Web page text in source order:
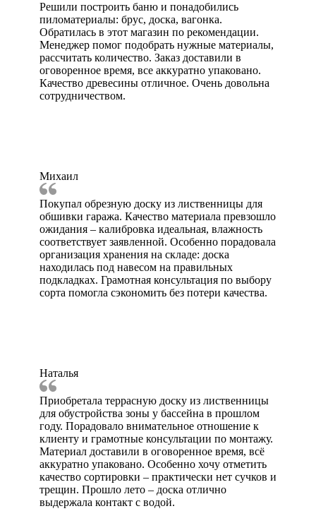
Решили построить баню и понадобились
пиломатериалы: брус, доска, вагонка.
Обратилась в этот магазин по рекомендации.
Менеджер помог подобрать нужные материалы,
рассчитать количество. Заказ доставили в
оговоренное время, все аккуратно упаковано.
Качество древесины отличное. Очень довольна
сотрудничеством.
Михаил
Покупал обрезную доску из лиственницы для
обшивки гаража. Качество материала превзошло
ожидания – калибровка идеальная, влажность
соответствует заявленной. Особенно порадовала
организация хранения на складе: доска
находилась под навесом на правильных
подкладках. Грамотная консультация по выбору
сорта помогла сэкономить без потери качества.
Наталья
Приобретала террасную доску из лиственницы
для обустройства зоны у бассейна в прошлом
году. Порадовало внимательное отношение к
клиенту и грамотные консультации по монтажу.
Материал доставили в оговоренное время, всё
аккуратно упаковано. Особенно хочу отметить
качество сортировки – практически нет сучков и
трещин. Прошло лето – доска отлично
выдержала контакт с водой.